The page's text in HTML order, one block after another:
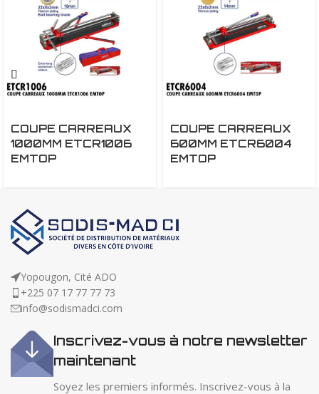
COUPE CARREAUX
1000MM ETCR1006
EMTOP
COUPE CARREAUX
600MM ETCR6004
EMTOP
Yopougon, Cité ADO
+225 07 17 77 77 73
info@sodismadci.com
Inscrivez-vous à notre newsletter
maintenant
Soyez les premiers informés. Inscrivez-vous à la